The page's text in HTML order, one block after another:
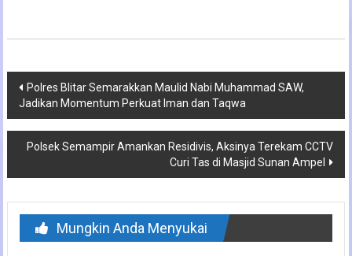
Navigasi
pos
Polres Blitar Semarakkan Maulid Nabi Muhammad SAW,
Jadikan Momentum Perkuat Iman dan Taqwa
Polsek Semampir Amankan Residivis, Aksinya Terekam CCTV
Curi Tas di Masjid Sunan Ampel
Mungkin Anda Menyukai